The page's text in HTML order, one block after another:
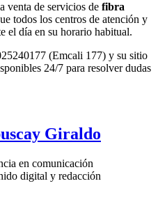
venta de servicios de fibra
todos los centros de atención y
el día en su horario habitual.
(Emcali 177) y su sitio
24/7 para resolver dudas
Giraldo
en comunicación
digital y redacción